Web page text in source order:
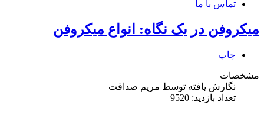
تماس با ما
میکروفن در یک نگاه: انواع میکروفن
چاپ
مشخصات
نگارش یافته توسط مریم صداقت
تعداد بازدید: 9520